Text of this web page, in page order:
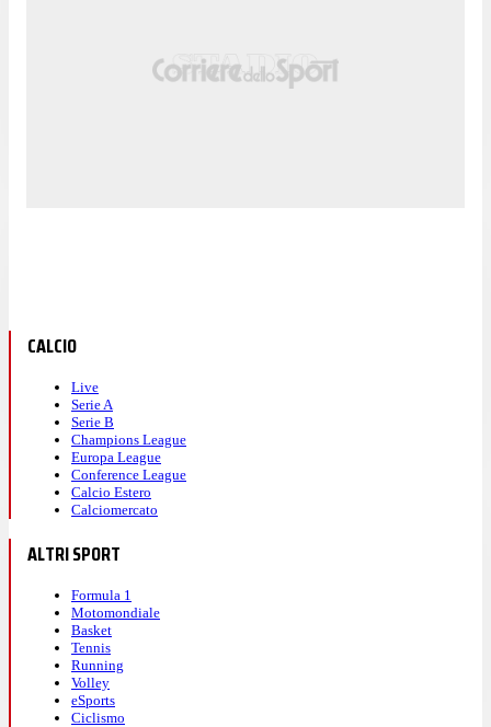
CALCIO
Live
Serie A
Serie B
Champions League
Europa League
Conference League
Calcio Estero
Calciomercato
ALTRI SPORT
Formula 1
Motomondiale
Basket
Tennis
Running
Volley
eSports
Ciclismo